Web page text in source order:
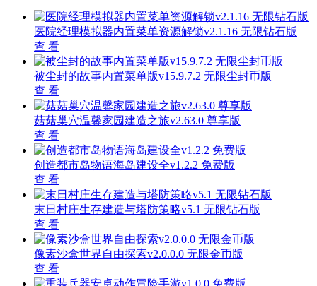
医院经理模拟器内置菜单资源解锁v2.1.16 无限钻石版
查 看
被尘封的故事内置菜单版v15.9.7.2 无限尘封币版
查 看
菇菇巢穴温馨家园建造之旅v2.63.0 尊享版
查 看
创造都市岛物语海岛建设全v1.2.2 免费版
查 看
末日村庄生存建造与塔防策略v5.1 无限钻石版
查 看
像素沙盒世界自由探索v2.0.0.0 无限金币版
查 看